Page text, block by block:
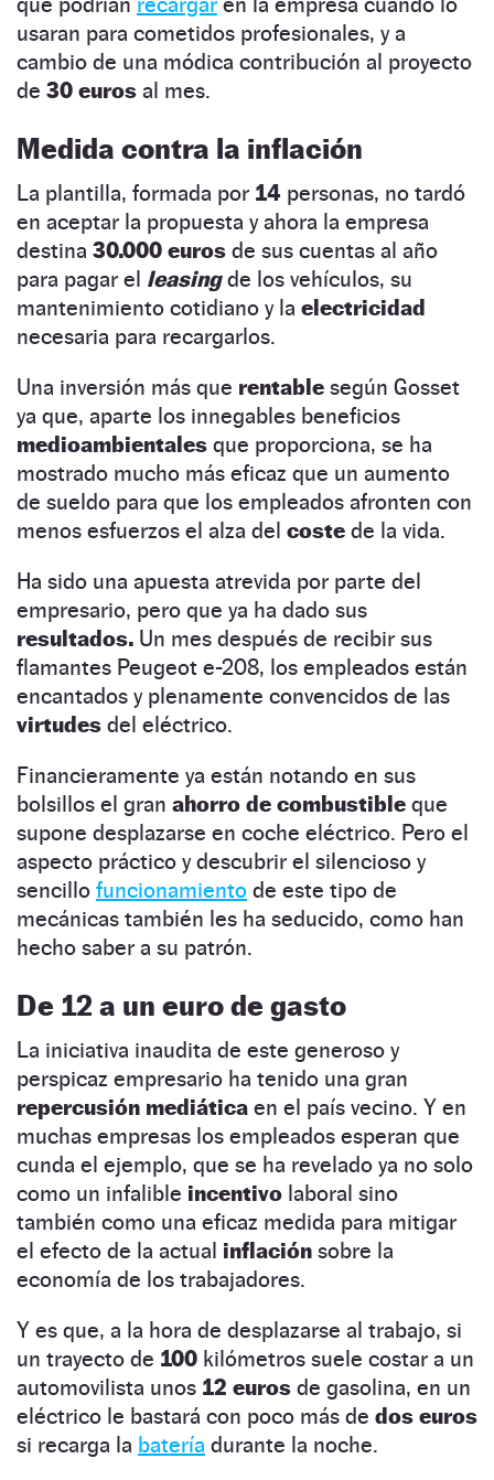
usaran para cometidos profesionales, y a
cambio de una módica contribución al proyecto
de 30 euros al mes.
Medida contra la inflación
La plantilla, formada por 14 personas, no tardó
en aceptar la propuesta y ahora la empresa
destina 30.000 euros de sus cuentas al año
para pagar el leasingde los vehículos, su
mantenimiento cotidiano y la electricidad
necesaria para recargarlos.
Una inversión más que rentable según Gosset
ya que, aparte los innegables beneficios
medioambientales que proporciona, se ha
mostrado mucho más eficaz que un aumento
de sueldo para que los empleados afronten con
menos esfuerzos el alza del coste de la vida.
Ha sido una apuesta atrevida por parte del
empresario, pero que ya ha dado sus
resultados. Un mes después de recibir sus
flamantes Peugeot e-208, los empleados están
encantados y plenamente convencidos de las
virtudes del eléctrico.
Financieramente ya están notando en sus
bolsillos el gran ahorro de combustible que
supone desplazarse en coche eléctrico. Pero el
aspecto práctico y descubrir el silencioso y
sencillo funcionamiento de este tipo de
mecánicas también les ha seducido, como han
hecho saber a su patrón.
De 12 a un euro de gasto
La iniciativa inaudita de este generoso y
perspicaz empresario ha tenido una gran
repercusión mediática en el país vecino. Y en
muchas empresas los empleados esperan que
cunda el ejemplo, que se ha revelado ya no solo
como un infalible incentivo laboral sino
también como una eficaz medida para mitigar
el efecto de la actual inflación sobre la
economía de los trabajadores.
Y es que, a la hora de desplazarse al trabajo, si
un trayecto de 100 kilómetros suele costar a un
automovilista unos 12 euros de gasolina, en un
eléctrico le bastará con poco más de dos euros
si recarga la batería durante la noche.